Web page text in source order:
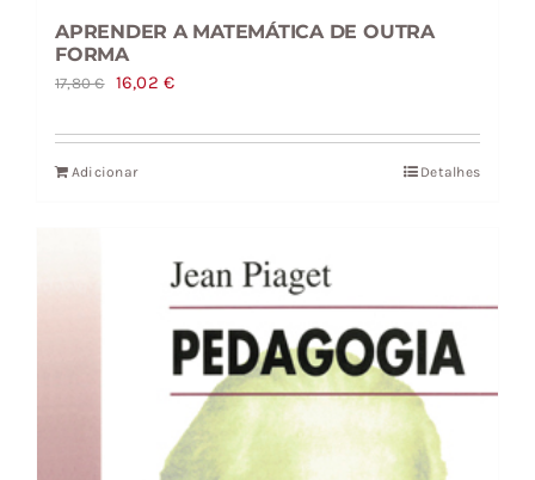
APRENDER A MATEMÁTICA DE OUTRA
FORMA
17,80€
O
original
era:
16,02€O
atual
Adicionar Detalhes